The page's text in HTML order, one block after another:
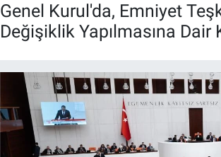
Genel Kurul'da, Emniyet
Değişiklik Yapılmasına